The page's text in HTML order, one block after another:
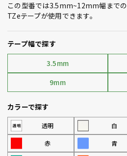
この型番では3.5mm~12mm幅までの
TZeテープが使用できます。
テープ幅で探す
3.5mm
9mm
カラーで探す
透明 白
赤 青